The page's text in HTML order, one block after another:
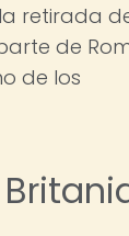
retirada
de
de los